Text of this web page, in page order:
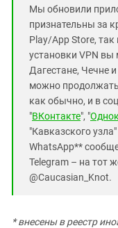
Мы обновили
признательны за
Play/App Store, так
установки VPN вы
Дагестане, Чечне
можно продолжать
как обычно, и в
"ВКонтакте", "
"Кавказского
WhatsApp**
Telegram – на тот
@Caucasian_Knot.
* внесены в реестр